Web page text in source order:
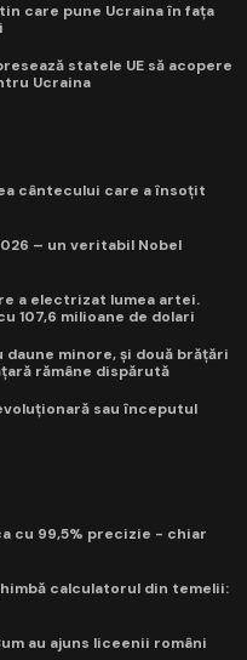
care pune Ucraina în fața
statele UE să acopere
Ucraina
cântecului care a însoțit
– un veritabil Nobel
a electrizat lumea artei.
107,6 milioane de dolari
minore, și două brățări
rămâne dispărută
sau începutul
cu 99,5% precizie - chiar
calculatorul din temelii:
au ajuns liceenii români